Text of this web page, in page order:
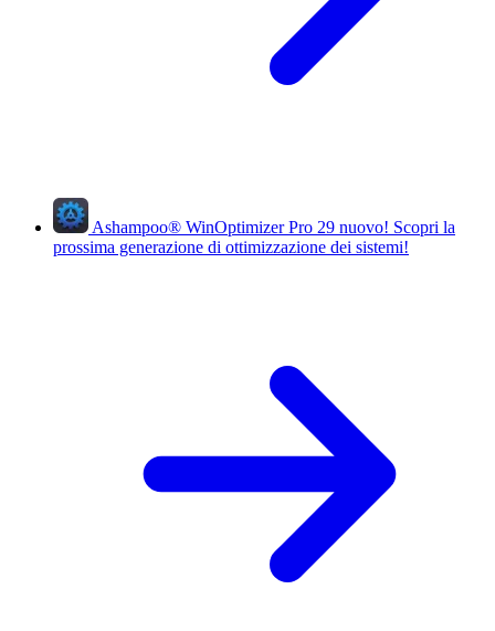
Ashampoo® WinOptimizer Pro 29 nuovo! Scopri la
prossima generazione di ottimizzazione dei sistemi!